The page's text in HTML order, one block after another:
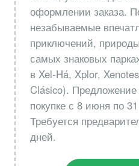
оформлении заказа.
незабываемые
приключений,
самых знаковых
в Xel‑Há, Xplor,
Clásico).
покупке с 8 июня по
Требуется
дней.